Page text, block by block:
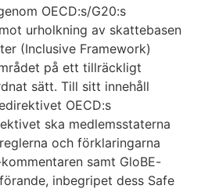
OECD:s/G20:s
urholkning av skattebasen
(Inclusive Framework)
på ett tillräckligt
sätt. Till sitt innehåll
OECD:s
ska medlemsstaterna
och förklaringarna
samt GloBE-
inbegripet dess Safe